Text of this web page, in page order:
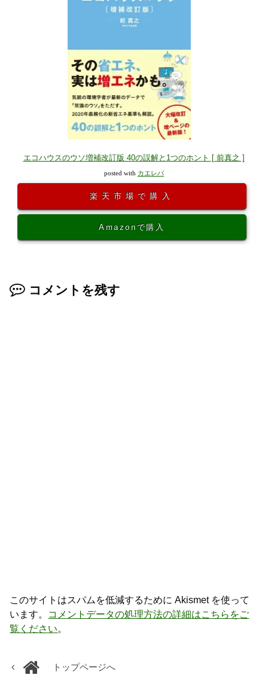
エコハウスのウソ増補改訂版 40の誤解と1つのホント [ 前真之 ]
posted with カエレバ
楽天市場で購入
Amazonで購入
コメントを残す
このサイトはスパムを低減するために Akismet を使って
います。 コメントデータの処理方法の詳細はこちらをご
覧ください。
トップページへ